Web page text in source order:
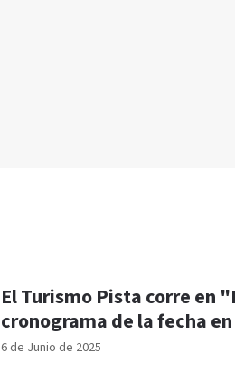
6 de Junio de 2025
El Turismo Pista corre en
cronograma de la fecha